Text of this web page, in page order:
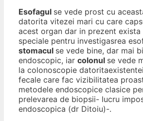
Esofagul se vede prost cu
datorita vitezei mari cu care
acest organ dar in prezent exista
speciale pentru investigasrea
stomacul se vede bine, dar mai
endoscopic, iar colonul se vede
la colonoscopie
fecale care fac vizibilitatea
metodele endoscopice clasice
prelevarea de biopsii- lucru
endoscopica (dr Ditoiu)-.